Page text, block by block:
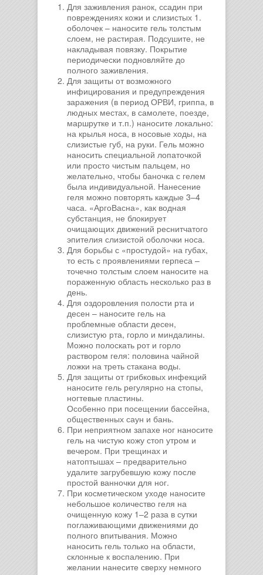
Для заживления ранок, ссадин при
повреждениях кожи и слизистых 1.
оболочек – наносите гель толстым
слоем, не растирая. Подсушите, не
накладывая повязку. Покрытие
периодически подновляйте до
полного заживления.
Для защиты от возможного
инфицирования и предупреждения
заражения (в период ОРВИ, гриппа, в
людных местах, в самолете, поезде,
маршрутке и т.п.) наносите локально:
на крылья носа, в носовые ходы, на
слизистые губ, на руки. Гель можно
наносить специальной лопаточкой
или просто чистым пальцем, но
желательно, чтобы баночка с гелем
была индивидуальной. Нанесение
геля можно повторять каждые 3–4
часа. «АргоВасна», как водная
субстанция, не блокирует
очищающих движений реснитчатого
эпителия слизистой оболочки носа.
Для борьбы с «простудой» на губах,
то есть с проявлениями герпеса –
точечно толстым слоем наносите на
пораженную область несколько раз в
день.
Для оздоровления полости рта и
десен – наносите гель на
проблемные области десен,
слизистую рта, горло и миндалины.
Можно полоскать рот и горло
раствором геля: половина чайной
ложки на треть стакана воды.
Для защиты от грибковых инфекций
наносите гель регулярно на стопы,
ногтевые пластины.
Особенно при посещении бассейна,
общественных саун и бань.
При неприятном запахе ног наносите
гель на чистую кожу стоп утром и
вечером. При трещинах и
натоптышах – предварительно
удалите загрубевшую кожу после
простой ванночки для ног.
При косметическом уходе наносите
небольшое количество геля на
очищенную кожу 1–2 раза в сутки
поглаживающими движениями до
полного впитывания. Можно
наносить гель только на области,
склонные к воспалению. При
желании нанесите сверху немного